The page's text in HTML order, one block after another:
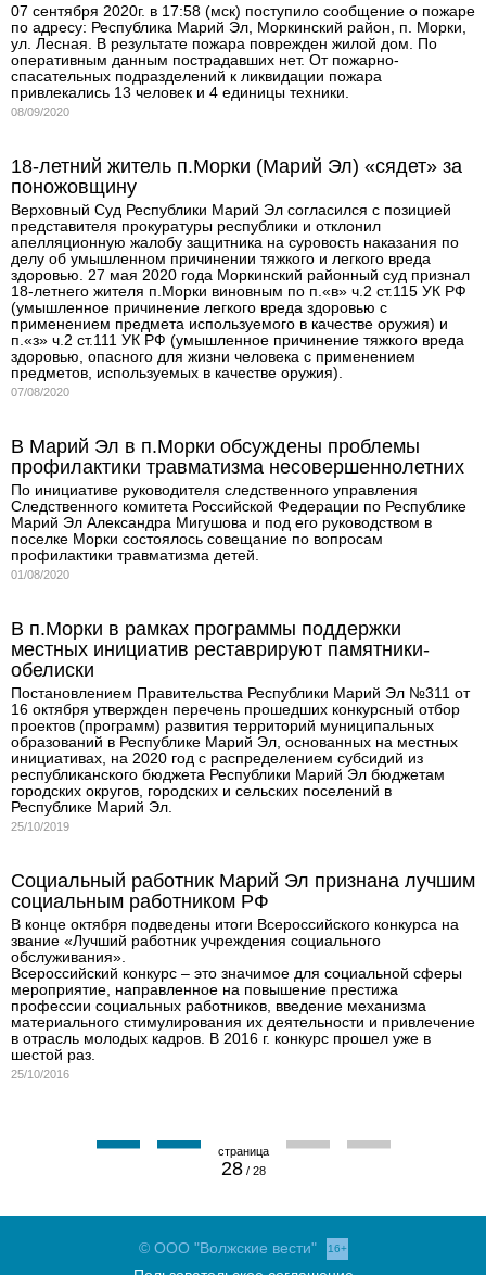
07 сентября 2020г. в 17:58 (мск) поступило сообщение о пожаре
по адресу: Республика Марий Эл, Моркинский район, п. Морки,
ул. Лесная. В результате пожара поврежден жилой дом. По
оперативным данным пострадавших нет. От пожарно-
спасательных подразделений к ликвидации пожара
привлекались 13 человек и 4 единицы техники.
08/09/2020
18-летний житель п.Морки (Марий Эл) «сядет» за
поножовщину
Верховный Суд Республики Марий Эл согласился с позицией
представителя прокуратуры республики и отклонил
апелляционную жалобу защитника на суровость наказания по
делу об умышленном причинении тяжкого и легкого вреда
здоровью. 27 мая 2020 года Моркинский районный суд признал
18-летнего жителя п.Морки виновным по п.«в» ч.2 ст.115 УК РФ
(умышленное причинение легкого вреда здоровью с
применением предмета используемого в качестве оружия) и
п.«з» ч.2 ст.111 УК РФ (умышленное причинение тяжкого вреда
здоровью, опасного для жизни человека с применением
предметов, используемых в качестве оружия).
07/08/2020
В Марий Эл в п.Морки обсуждены проблемы
профилактики травматизма несовершеннолетних
По инициативе руководителя следственного управления
Следственного комитета Российской Федерации по Республике
Марий Эл Александра Мигушова и под его руководством в
поселке Морки состоялось совещание по вопросам
профилактики травматизма детей.
01/08/2020
В п.Морки в рамках программы поддержки
местных инициатив реставрируют памятники-
обелиски
Постановлением Правительства Республики Марий Эл №311 от
16 октября утвержден перечень прошедших конкурсный отбор
проектов (программ) развития территорий муниципальных
образований в Республике Марий Эл, основанных на местных
инициативах, на 2020 год с распределением субсидий из
республиканского бюджета Республики Марий Эл бюджетам
городских округов, городских и сельских поселений в
Республике Марий Эл.
25/10/2019
Социальный работник Марий Эл признана лучшим
социальным работником РФ
В конце октября подведены итоги Всероссийского конкурса на
звание «Лучший работник учреждения социального
обслуживания».
Всероссийский конкурс – это значимое для социальной сферы
мероприятие, направленное на повышение престижа
профессии социальных работников, введение механизма
материального стимулирования их деятельности и привлечение
в отрасль молодых кадров. В 2016 г. конкурс прошел уже в
шестой раз.
25/10/2016
28/ 28
© ООО "Волжские вести" 16+